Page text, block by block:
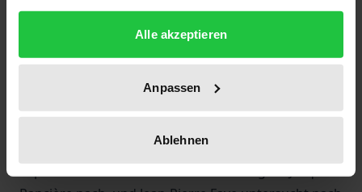
gesammelt haben.
Alle akzeptieren
Anpassen
Ablehnen
Girard legte eine bemerkenswerte Theorie über den
Zusammenhang von Gewalt und Zeichen vor.
Während Michel Serres’ Denken dem Platz des
Dritten in den Strukturen gilt, der vermittelt und
Reflexion über die Gesellschaft ein. Den politischen